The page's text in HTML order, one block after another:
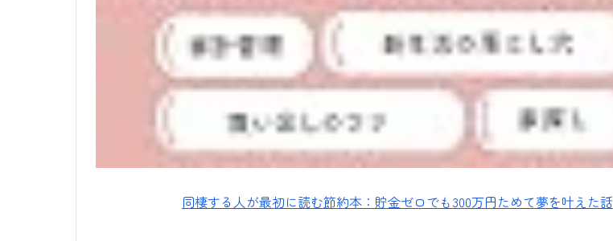
同棲する人が最初に読む節約本：貯金ゼロでも300万円ためて夢を叶えた話